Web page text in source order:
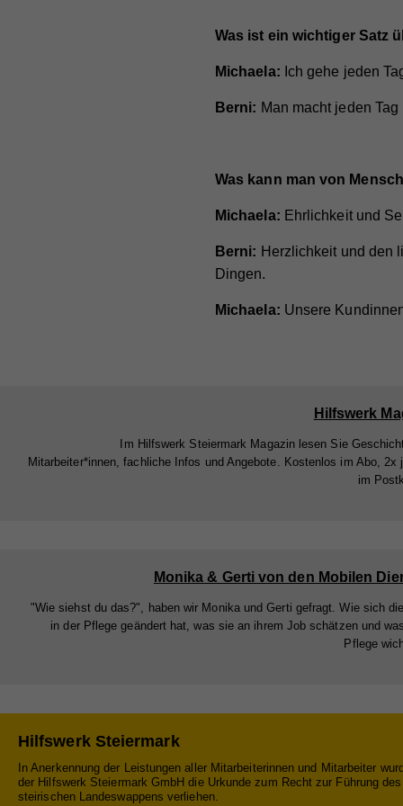
Was ist ein wichtiger Satz
Michaela: Ich gehe jeden
Berni: Man macht jeden
Was kann man von
Michaela: Ehrlichkeit und
Berni: Herzlichkeit und den
Dingen.
Michaela: Unsere
Hilfswerk
Im Hilfswerk Steiermark Magazin lesen Sie
Mitarbeiter*innen, fachliche Infos und Angebote. Kostenlos im Abo, 2x
im
Monika & Gerti von den Mobilen
"Wie siehst du das?", haben wir Monika und Gerti gefragt. Wie sich
in der Pflege geändert hat, was sie an ihrem Job schätzen und
Pflege
Hilfswerk Steiermark
In Anerkennung der Leistungen aller Mitarbeiterinnen und Mitarbeiter
der Hilfswerk Steiermark GmbH die Urkunde zum Recht zur Führung des
steirischen Landeswappens verliehen.
Mit